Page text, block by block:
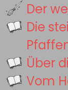
Der
Die
Über
Vom